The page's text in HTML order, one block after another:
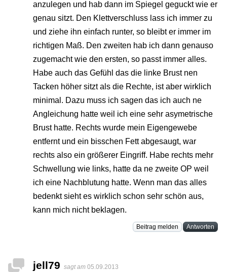
anzulegen und hab dann im Spiegel geguckt wie er
genau sitzt. Den Klettverschluss lass ich immer zu
und ziehe ihn einfach runter, so bleibt er immer im
richtigen Maß. Den zweiten hab ich dann genauso
zugemacht wie den ersten, so passt immer alles.
Habe auch das Gefühl das die linke Brust nen
Tacken höher sitzt als die Rechte, ist aber wirklich
minimal. Dazu muss ich sagen das ich auch ne
Angleichung hatte weil ich eine sehr asymetrische
Brust hatte. Rechts wurde mein Eigengewebe
entfernt und ein bisschen Fett abgesaugt, war
rechts also ein größerer Eingriff. Habe rechts mehr
Schwellung wie links, hatte da ne zweite OP weil
ich eine Nachblutung hatte. Wenn man das alles
bedenkt sieht es wirklich schon sehr schön aus,
kann mich nicht beklagen.
Beitrag melden Antworten
jell79 sagt am 05.09.2013